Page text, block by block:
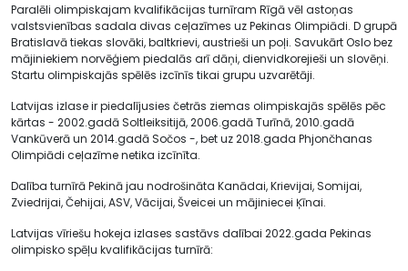
Paralēli olimpiskajam kvalifikācijas turnīram Rīgā vēl astoņas
valstsvienības sadala divas ceļazīmes uz Pekinas Olimpiādi. D grupā
Bratislavā tiekas slovāki, baltkrievi, austrieši un poļi. Savukārt Oslo bez
mājiniekiem norvēģiem piedalās arī dāņi, dienvidkorejieši un slovēņi.
Startu olimpiskajās spēlēs izcīnīs tikai grupu uzvarētāji.
Latvijas izlase ir piedalījusies četrās ziemas olimpiskajās spēlēs pēc
kārtas - 2002.gadā Soltleiksitijā, 2006.gadā Turīnā, 2010.gadā
Vankūverā un 2014.gadā Sočos -, bet uz 2018.gada Phjončhanas
Olimpiādi ceļazīme netika izcīnīta.
Dalība turnīrā Pekinā jau nodrošināta Kanādai, Krievijai, Somijai,
Zviedrijai, Čehijai, ASV, Vācijai, Šveicei un mājiniecei Ķīnai.
Latvijas vīriešu hokeja izlases sastāvs dalībai 2022.gada Pekinas
olimpisko spēļu kvalifikācijas turnīrā: